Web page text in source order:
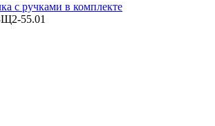
с ручками в комплекте
55.01